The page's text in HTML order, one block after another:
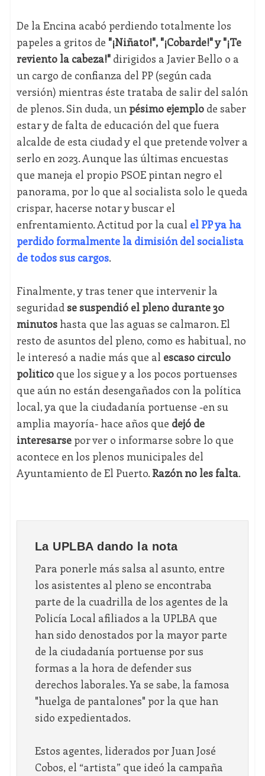
De la Encina acabó perdiendo totalmente los
papeles a gritos de "¡Niñato!", "¡Cobarde!" y "¡Te
reviento la cabeza!"dirigidos a Javier Bello o a
un cargo de confianza del PP (según cada
versión) mientras éste trataba de salir del salón
de plenos. Sin duda, un pésimo ejemplode saber
estar y de falta de educación del que fuera
alcalde de esta ciudad y el que pretende volver a
serlo en 2023. Aunque las últimas encuestas
que maneja el propio PSOE pintan negro el
panorama, por lo que al socialista solo le queda
crispar, hacerse notar y buscar el
enfrentamiento. Actitud por la cual el PP ya ha
perdido formalmente la dimisión del socialista
de todos sus cargos.
Finalmente, y tras tener que intervenir la
seguridadse suspendió el pleno durante 30
minutoshasta que las aguas se calmaron. El
resto de asuntos del pleno, como es habitual, no
le interesó a nadie más que al escaso círculo
políticoque los sigue y a los pocos portuenses
que aún no están desengañados con la política
local, ya que la ciudadanía portuense -en su
amplia mayoría- hace años que dejó de
interesarsepor ver o informarse sobre lo que
acontece en los plenos municipales del
Ayuntamiento de El Puerto. Razón no les falta.
La UPLBA dando la nota
Para ponerle más salsa al asunto, entre
los asistentes al pleno se encontraba
parte de la cuadrilla de los agentes de la
Policía Local afiliados a la UPLBA que
han sido denostados por la mayor parte
de la ciudadanía portuense por sus
formas a la hora de defender sus
derechos laborales. Ya se sabe, la famosa
"huelga de pantalones" por la que han
sido expedientados.
Estos agentes, liderados por Juan José
Cobos, el “artista” que ideó la campaña